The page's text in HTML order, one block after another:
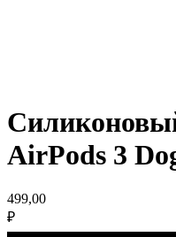
AirPods 3
499,00
₽